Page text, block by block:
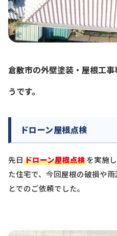
倉敷市の外壁塗装・屋根工
うです。
ドローン屋根点検
先日ドローン屋根点検を実施
た住宅で、今回屋根の破損や
とでのご依頼でした。